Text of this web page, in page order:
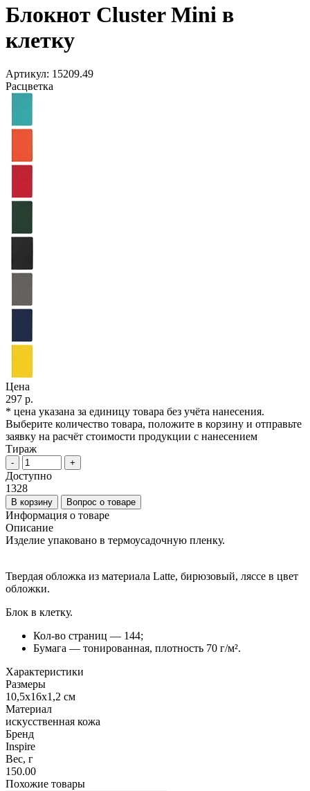
Блокнот Cluster Mini в
клетку
Артикул: 15209.49
Расцветка
Цена
297 р.
* цена указана за единицу товара без учёта нанесения.
Выберите количество товара, положите в корзину и отправьте
заявку на расчёт стоимости продукции с нанесением
Тираж
- +
Доступно
1328
В корзину Вопрос о товаре
Информация о товаре
Описание
Изделие упаковано в термоусадочную пленку.
Твердая обложка из материала Latte, бирюзовый, ляссе в цвет
обложки.
Блок в клетку.
Кол-во страниц — 144;
Бумага — тонированная, плотность 70 г/м².
Характеристики
Размеры
10,5х16х1,2 см
Материал
искусственная кожа
Бренд
Inspire
Вес, г
150.00
Похожие товары